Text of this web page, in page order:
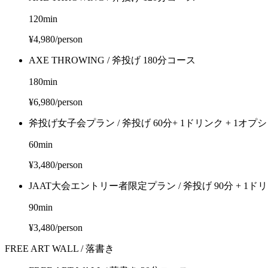
120min
¥4,980/person
AXE THROWING / 斧投げ 180分コース
180min
¥6,980/person
斧投げ女子会プラン / 斧投げ 60分+ 1ドリンク + 1オプ
60min
¥3,480/person
JAAT大会エントリー者限定プラン / 斧投げ 90分 + 1ド
90min
¥3,480/person
FREE ART WALL / 落書き